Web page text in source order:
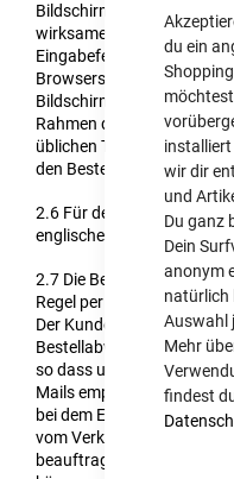
du ein
wir dir
und
Du ganz
Dein
anonym
natürlich
Auswahl
Mehr
findest
Bildschirm dargestellten
wirksames technisches
Eingabefehlern kann
Browsers sein, mit deren
Bildschirm vergrößert
Rahmen des
üblichen Tastatur- und
den Bestellvorgang
2.6 Für den
englische Sprache zur
2.7 Die Bestellabwicklung
Regel per E-Mail und
Der Kunde hat
Bestellabwicklung
so dass unter dieser
Mails empfangen werden
bei dem Einsatz von
vom Verkäufer oder von
beauftragten Dritten